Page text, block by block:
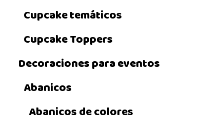
Cupcake temáticos
Cupcake Toppers
Decoraciones para eventos
Abanicos
Abanicos de colores